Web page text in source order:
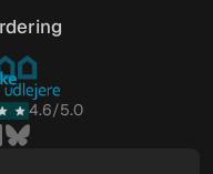
4.6/5.0